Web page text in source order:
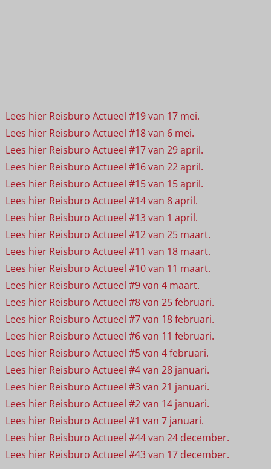
Lees hier Reisburo Actueel #19 van 17 mei.
Lees hier Reisburo Actueel #18 van 6 mei.
Lees hier Reisburo Actueel #17 van 29 april.
Lees hier Reisburo Actueel #16 van 22 april.
Lees hier Reisburo Actueel #15 van 15 april.
Lees hier Reisburo Actueel #14 van 8 april.
Lees hier Reisburo Actueel #13 van 1 april.
Lees hier Reisburo Actueel #12 van 25 maart.
Lees hier Reisburo Actueel #11 van 18 maart.
Lees hier Reisburo Actueel #10 van 11 maart.
Lees hier Reisburo Actueel #9 van 4 maart.
Lees hier Reisburo Actueel #8 van 25 februari.
Lees hier Reisburo Actueel #7 van 18 februari.
Lees hier Reisburo Actueel #6 van 11 februari.
Lees hier Reisburo Actueel #5 van 4 februari.
Lees hier Reisburo Actueel #4 van 28 januari.
Lees hier Reisburo Actueel #3 van 21 januari.
Lees hier Reisburo Actueel #2 van 14 januari.
Lees hier Reisburo Actueel #1 van 7 januari.
Lees hier Reisburo Actueel #44 van 24 december.
Lees hier Reisburo Actueel #43 van 17 december.